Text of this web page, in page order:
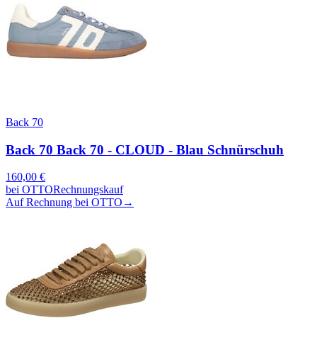
Back 70
Back 70 Back 70 - CLOUD - Blau Schnürschuh
160,00 €
bei OTTORechnungskauf
Auf Rechnung bei OTTO →